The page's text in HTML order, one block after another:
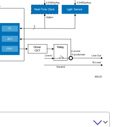
Relay
AS132
Light Sensor
Real-Time Clock
I2C
ADC
3.3V/40µAtyp 3.3V/65µAmax
Option
2
Line Out
To Load
Neutral
Current
Transformer
Line In
GPIO
Driver
CKT